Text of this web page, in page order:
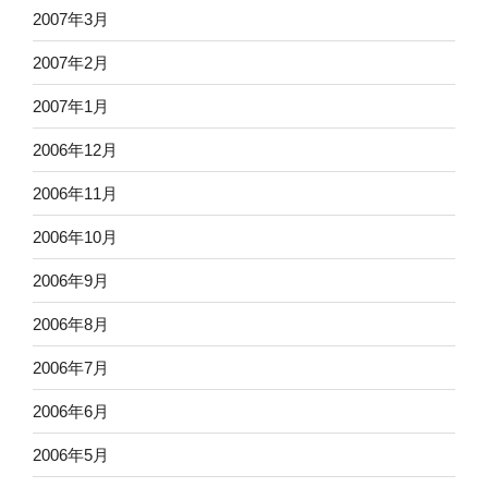
2007年3月
2007年2月
2007年1月
2006年12月
2006年11月
2006年10月
2006年9月
2006年8月
2006年7月
2006年6月
2006年5月